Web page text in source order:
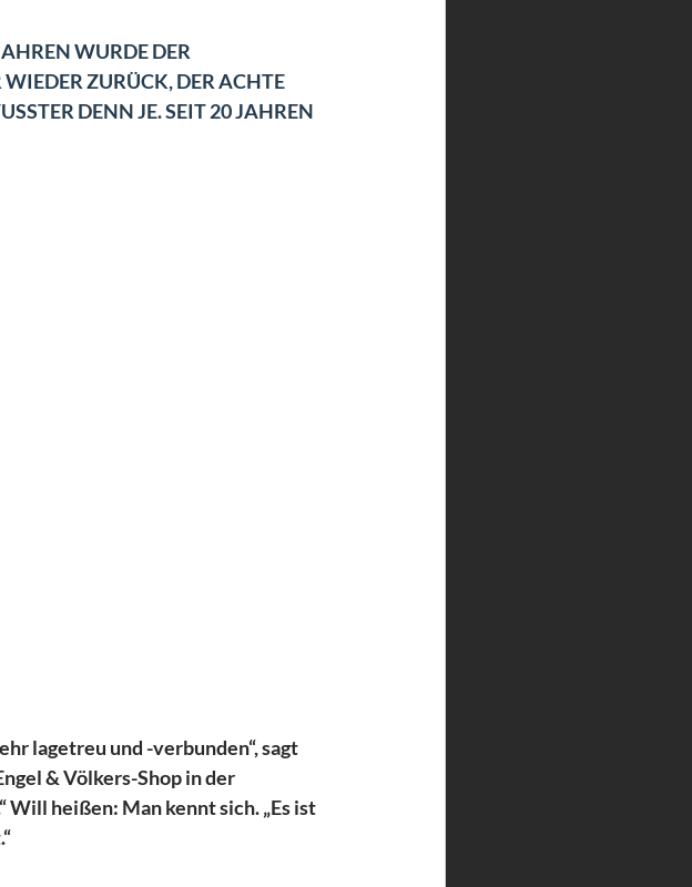
WURDE DER
WIEDER ZURÜCK, DER ACHTE
DENN JE. SEIT 20 JAHREN
lagetreu und -verbunden“, sagt
& Völkers-Shop in der
heißen: Man kennt sich. „Es ist